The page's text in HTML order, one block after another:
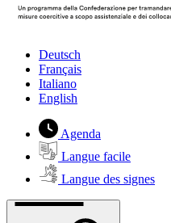
Deutsch
Français
Italiano
English
Agenda
Langue facile
Langue des signes